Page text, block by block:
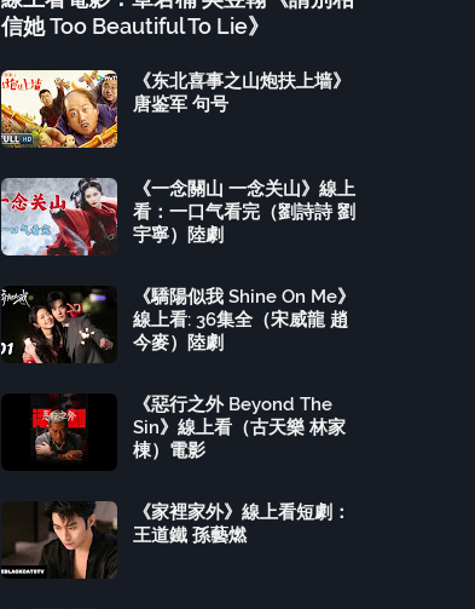
信她 Too Beautiful To Lie》
《东北喜事之山炮扶上墙》
唐鉴军 句号
《一念關山 一念关山》線上
看：一口气看完（劉詩詩 劉
宇寧）陸劇
《驕陽似我 Shine On Me》
線上看: 36集全（宋威龍 趙
今麥）陸劇
《惡行之外 Beyond The
Sin》線上看（古天樂 林家
棟）電影
《家裡家外》線上看短劇：
王道鐵 孫藝燃